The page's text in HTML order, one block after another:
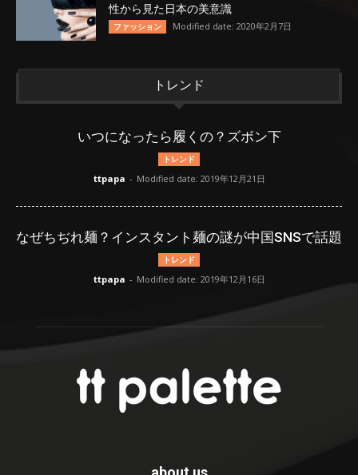
性から見た日本の美意識
ファッション Modified date: 2020年2月7日
トレンド
いつになったら履くの？ズボン下
トレンド
ttpapa - Modified date: 2019年12月21日
なぜちぢれ麺？インスタント麺の謎が中国SNSで話題
トレンド
ttpapa - Modified date: 2019年12月16日